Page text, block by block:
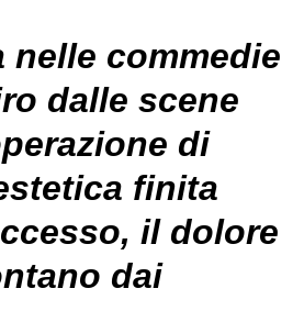
nelle commedie
dalle scene
di
finita
il dolore
dai